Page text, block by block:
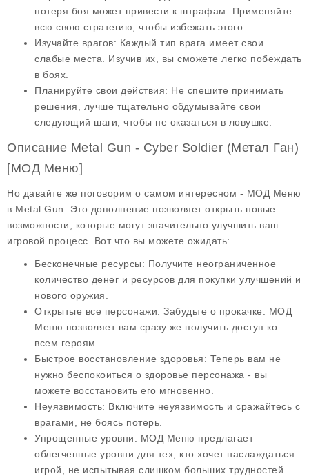
потеря боя может привести к штрафам. Применяйте
всю свою стратегию, чтобы избежать этого.
Изучайте врагов: Каждый тип врага имеет свои
слабые места. Изучив их, вы сможете легко побеждать
в боях.
Планируйте свои действия: Не спешите принимать
решения, лучше тщательно обдумывайте свои
следующий шаги, чтобы не оказаться в ловушке.
Описание Metal Gun - Cyber Soldier (Метал Ган)
[МОД Меню]
Но давайте же поговорим о самом интересном - МОД Меню
в Metal Gun. Это дополнение позволяет открыть новые
возможности, которые могут значительно улучшить ваш
игровой процесс. Вот что вы можете ожидать:
Бесконечные ресурсы: Получите неограниченное
количество денег и ресурсов для покупки улучшений и
нового оружия.
Открытые все персонажи: Забудьте о прокачке. МОД
Меню позволяет вам сразу же получить доступ ко
всем героям.
Быстрое восстановление здоровья: Теперь вам не
нужно беспокоиться о здоровье персонажа - вы
можете восстановить его мгновенно.
Неуязвимость: Включите неуязвимость и сражайтесь с
врагами, не боясь потерь.
Упрощенные уровни: МОД Меню предлагает
облегченные уровни для тех, кто хочет наслаждаться
игрой, не испытывая слишком больших трудностей.